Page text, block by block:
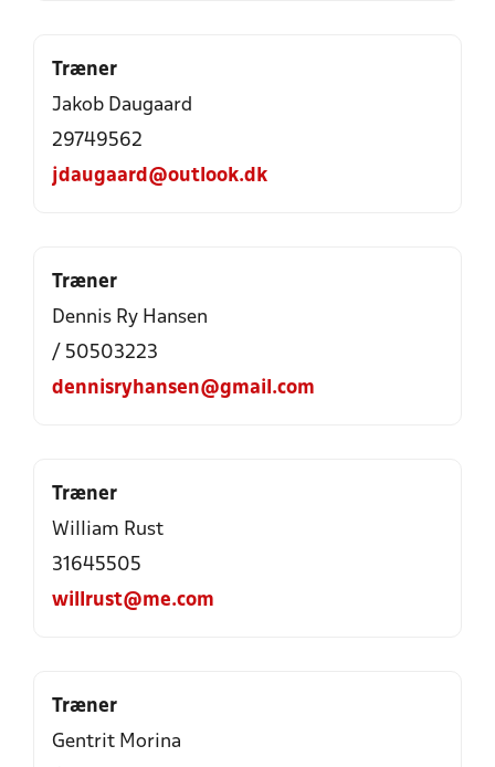
Træner
Jakob Daugaard
29749562
jdaugaard@outlook.dk
Træner
Dennis Ry Hansen
/ 50503223
dennisryhansen@gmail.com
Træner
William Rust
31645505
willrust@me.com
Træner
Gentrit Morina